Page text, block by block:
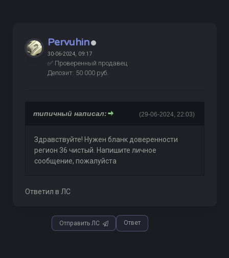
Pervuhin
30-06-2024, 09:17
✅ Проверенный продавец
Депозит: 50 000 руб.
(29-06-2024, 22:03)
типичный написал:
Здравствуйте! Нужен бланк доверенности
регион 36 чистый. Напишите личное
сообщение, пожалуйста
Ответил в ЛС
Отправить ЛС Ответ